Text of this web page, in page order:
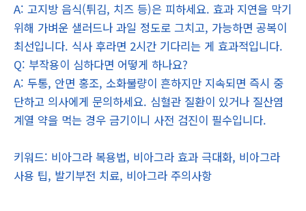
A: 고지방 음식(튀김, 치즈 등)은 피하세요. 효과 지연을 막기
위해 가벼운 샐러드나 과일 정도로 그치고, 가능하면 공복이
최선입니다. 식사 후라면 2시간 기다리는 게 효과적입니다.
Q: 부작용이 심하다면 어떻게 하나요?
A: 두통, 안면 홍조, 소화불량이 흔하지만 지속되면 즉시 중
단하고 의사에게 문의하세요. 심혈관 질환이 있거나 질산염
계열 약을 먹는 경우 금기이니 사전 검진이 필수입니다.
키워드: 비아그라 복용법, 비아그라 효과 극대화, 비아그라
사용 팁, 발기부전 치료, 비아그라 주의사항